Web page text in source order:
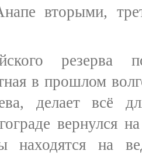
вторыми,
резерва
в прошлом
делает всё
вернулся
находятся на